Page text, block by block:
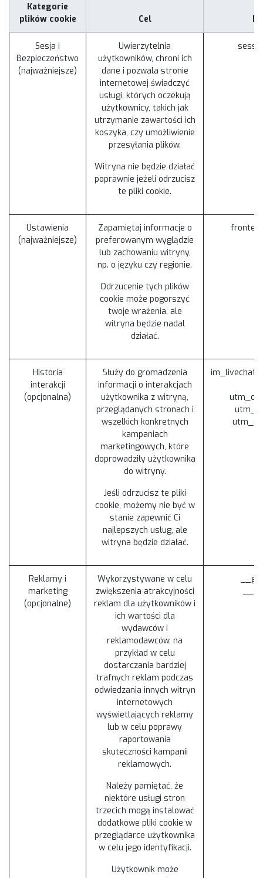
Kategorie
plików cookie
Cel
Sesja i
Bezpieczeństwo
(najważniejsze)
Uwierzytelnia
użytkowników, chroni ich
dane i pozwala stronie
internetowej świadczyć
usługi, których oczekują
użytkownicy, takich jak
utrzymanie zawartości ich
koszyka, czy umożliwienie
przesyłania plików.
Witryna nie będzie działać
poprawnie jeżeli odrzucisz
te pliki cookie.
Ustawienia
(najważniejsze)
Zapamiętaj informacje o
preferowanym wyglądzie
lub zachowaniu witryny,
np. o języku czy regionie.
Odrzucenie tych plików
cookie może pogorszyć
twoje wrażenia, ale
witryna będzie nadal
działać.
Historia
interakcji
(opcjonalna)
Służy do gromadzenia
informacji o interakcjach
użytkownika z witryną,
przeglądanych stronach i
wszelkich konkretnych
kampaniach
marketingowych, które
doprowadziły użytkownika
do witryny.
Jeśli odrzucisz te pliki
cookie, możemy nie być w
stanie zapewnić Ci
najlepszych usług, ale
witryna będzie działać.
Reklamy i
marketing
(opcjonalne)
Wykorzystywane w celu
zwiększenia atrakcyjności
reklam dla użytkowników i
ich wartości dla
wydawców i
reklamodawców, na
przykład w celu
dostarczania bardziej
trafnych reklam podczas
odwiedzania innych witryn
internetowych
wyświetlających reklamy
lub w celu poprawy
raportowania
skuteczności kampanii
reklamowych.
Należy pamiętać, że
niektóre usługi stron
trzecich mogą instalować
dodatkowe pliki cookie w
przeglądarce użytkownika
w celu jego identyfikacji.
Użytkownik może